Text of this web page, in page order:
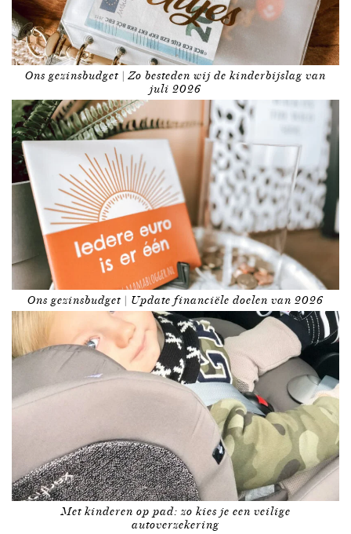
Ons gezinsbudget | Zo besteden wij de kinderbijslag van
juli 2026
Ons gezinsbudget | Update financiële doelen van 2026
Met kinderen op pad: zo kies je een veilige
autoverzekering